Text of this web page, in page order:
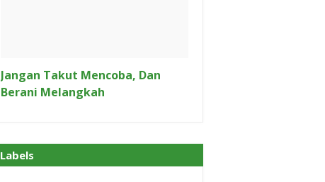
Jangan Takut Mencoba, Dan
Berani Melangkah
Labels